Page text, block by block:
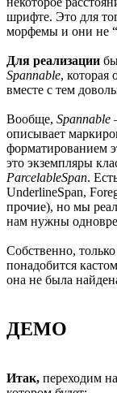
шрифте. Это для
морфемы и они не
Для реализации
Spannable, которая
вместе с тем
Вообще, Spannable
описывает
форматированием
это экземпляры
ParcelableSpan.
UnderlineSpan,
прочие), но мы
нам нужны
Собственно,
понадобится
она не была
ДЕМО
Итак, переходим